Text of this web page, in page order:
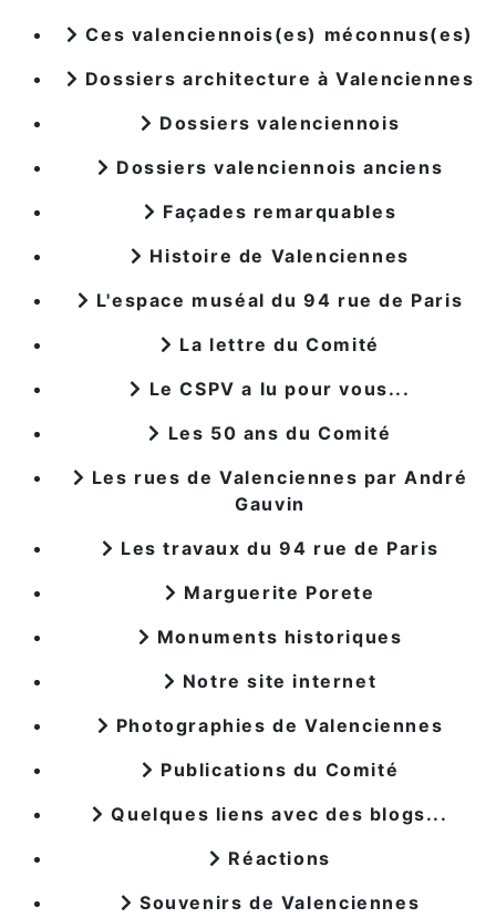
Ces valenciennois(es) méconnus(es)
Dossiers architecture à Valenciennes
Dossiers valenciennois
Dossiers valenciennois anciens
Façades remarquables
Histoire de Valenciennes
L'espace muséal du 94 rue de Paris
La lettre du Comité
Le CSPV a lu pour vous...
Les 50 ans du Comité
Les rues de Valenciennes par André
Gauvin
Les travaux du 94 rue de Paris
Marguerite Porete
Monuments historiques
Notre site internet
Photographies de Valenciennes
Publications du Comité
Quelques liens avec des blogs...
Réactions
Souvenirs de Valenciennes